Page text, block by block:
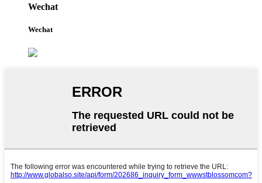
Wechat
Wechat